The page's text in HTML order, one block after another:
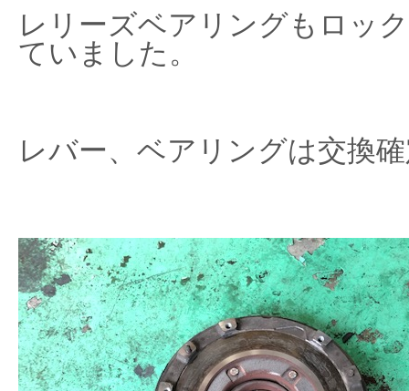
レリーズベアリングもロッ
ていました。
レバー、ベアリングは交換